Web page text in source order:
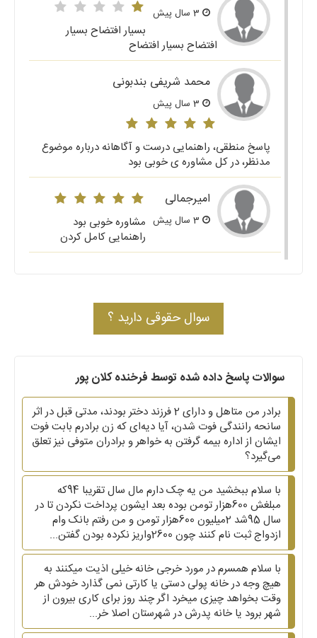
بسیار افتضاح بسیار
افتضاح بسیار افتضاح
محمد شریفی بندبونی
پاسخ منطقی، راهنمایی درست و آگاهانه درباره موضوع
مدنظر، در کل مشاوره ی خوبی بود
امیرجمالی
مشاوره خوبی بود
راهنمایی کامل کردن
سوال حقوقی دارید ؟
سوالات پاسخ داده شده توسط فرخنده کلان پور
برادر من متاهل و دارای 2 فرزند دختر بودند، مدتی قبل در اثر
سانحه رانندگی فوت شدن، آیا دیه‌ای که زن برادرم بابت فوت
ایشان از اداره بیمه گرفتن به خواهر و برادران متوفی نیز تعلق
می‌گیرد؟
با سلام ببخشید من یه چک دارم مال سال تقریبا 94که
مبلغش 600هزار تومن بوده بعد ایشون پرداخت نکردن تا در
سال 95شد 2میلیون 600هزار تومن و من رفتم بانک وام
ازدواج ثبت نام کنند چون 2600واریز نکرده بودن گفتن...
با سلام همسرم در مورد خرجی خانه خیلی اذیت میکنند به
هیچ وجه در خانه پولی دستی یا کارتی نمی گذارد خودش هر
وقت بخواهد چیزی میخرد اگر چند روز برای کاری بیرون از
شهر برود یا خانه پدرش در شهرستان اصلا خر...